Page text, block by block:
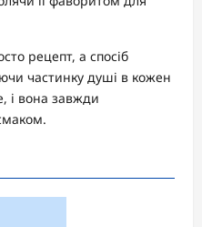
рецепт, а спосіб
частинку душі в кожен
і вона завжди